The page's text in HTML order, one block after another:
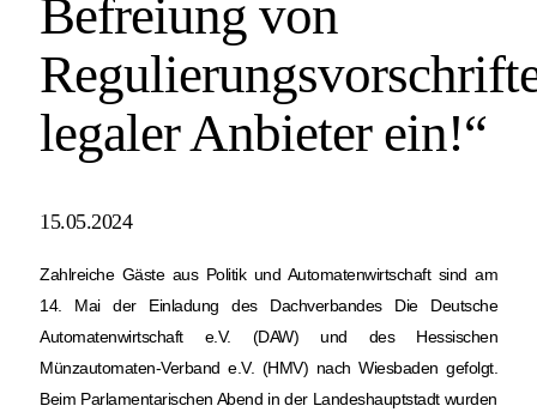
Befreiung von
legaler Anbieter ein!“
15.05.2024
Zahlreiche Gäste aus Politik und Automatenwirtschaft sind am
14. Mai der Einladung des Dachverbandes Die Deutsche
Automatenwirtschaft e.V. (DAW) und des Hessischen
Münzautomaten-Verband e.V. (HMV) nach Wiesbaden gefolgt.
Beim Parlamentarischen Abend in der Landeshauptstadt wurden